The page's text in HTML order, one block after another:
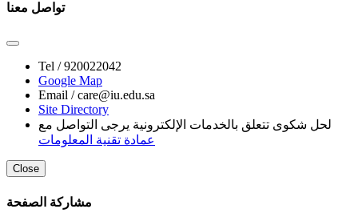
تواصل معنا
Tel /920022042
Google Map
Email /care@iu.edu.sa
Site Directory
لحل شكوى تتعلق بالخدمات الإلكترونية يرجى التواصل مع
عمادة تقنية المعلومات
Close
مشاركة الصفحة